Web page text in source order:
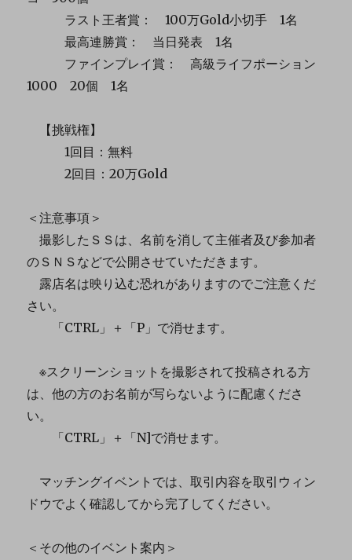
ラスト王者賞： 100万Gold小切手 1名
最高連勝賞： 当日発表 1名
ファインプレイ賞： 高級ライフポーション
1000 20個 1名
【挑戦権】
1回目：無料
2回目：20万Gold
＜注意事項＞
撮影したＳＳは、名前を消して主催者及び参加者
のＳＮＳなどで公開させていただきます。
露店名は映り込む恐れがありますのでご注意くだ
さい。
「CTRL」＋「P」で消せます。
※スクリーンショットを撮影されて投稿される方
は、他の方のお名前が写らないように配慮くださ
い。
「CTRL」＋「N]で消せます。
マッチングイベントでは、取引内容を取引ウィン
ドウでよく確認してから完了してください。
＜その他のイベント案内＞